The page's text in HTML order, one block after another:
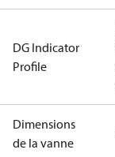
DG Indicator
Profile
Dimensions
de la vanne